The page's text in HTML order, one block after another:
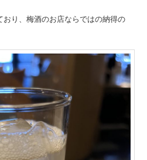
おり、梅酒のお店ならではの納得の